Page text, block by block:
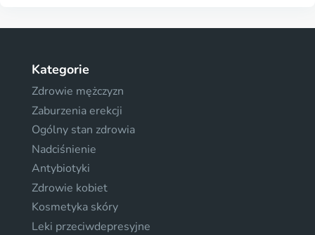
Kategorie
Zdrowie mężczyzn
Zaburzenia erekcji
Ogólny stan zdrowia
Nadciśnienie
Antybiotyki
Zdrowie kobiet
Kosmetyka skóry
Leki przeciwdepresyjne